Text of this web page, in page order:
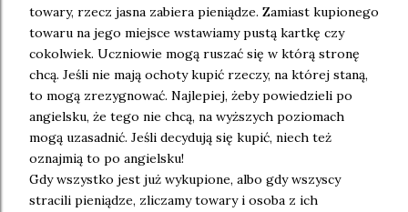
towary, rzecz jasna zabiera pieniądze. Zamiast kupionego
towaru na jego miejsce wstawiamy pustą kartkę czy
cokolwiek. Uczniowie mogą ruszać się w którą stronę
chcą. Jeśli nie mają ochoty kupić rzeczy, na której staną,
to mogą zrezygnować. Najlepiej, żeby powiedzieli po
angielsku, że tego nie chcą, na wyższych poziomach
mogą uzasadnić. Jeśli decydują się kupić, niech też
oznajmią to po angielsku!
Gdy wszystko jest już wykupione, albo gdy wszyscy
stracili pieniądze, zliczamy towary i osoba z ich